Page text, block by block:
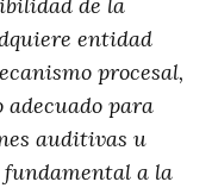
de la
entidad
procesal,
para
auditivas u
fundamental a la